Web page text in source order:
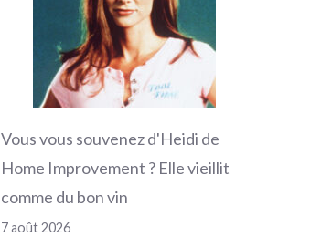
Vous vous souvenez d'Heidi de
Home Improvement ? Elle vieillit
comme du bon vin
7 août 2026